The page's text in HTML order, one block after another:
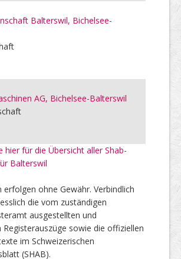
Balterswil, Bichelsee-
AG, Bichelsee-Balterswil
hier für die Übersicht aller Shab-
Balterswil
erfolgen ohne Gewähr. Verbindlich
die vom zuständigen
ausgestellten und
Registerauszüge sowie die offiziellen
im Schweizerischen
(SHAB).